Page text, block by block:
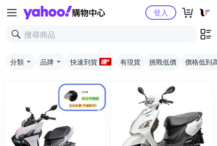
Yahoo購物中心登入
分類 品牌 快速到貨 有現貨 挑戰低價 價格低到